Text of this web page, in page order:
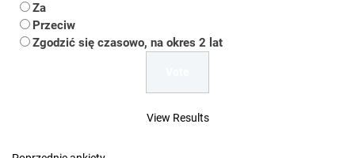
Za
Przeciw
Zgodzić się czasowo, na okres 2 lat
View Results